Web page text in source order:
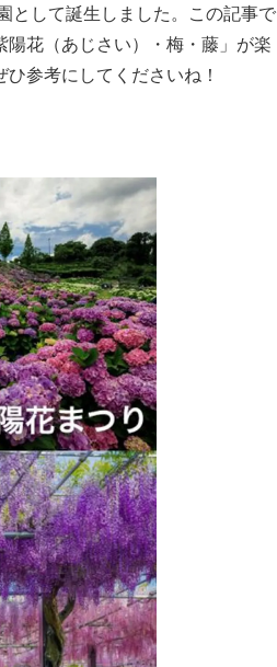
として誕生しました。この記事で
花（あじさい）・梅・藤」が楽
参考にしてくださいね！